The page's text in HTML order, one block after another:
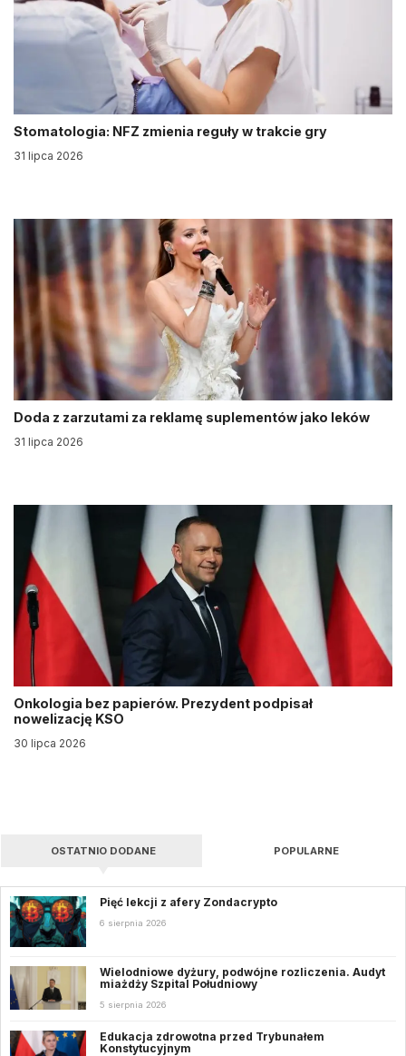
Stomatologia: NFZ zmienia reguły w trakcie gry
31 lipca 2026
Doda z zarzutami za reklamę suplementów jako leków
31 lipca 2026
Onkologia bez papierów. Prezydent podpisał
nowelizację KSO
30 lipca 2026
OSTATNIO DODANE POPULARNE
Pięć lekcji z afery Zondacrypto
6 sierpnia 2026
Wielodniowe dyżury, podwójne rozliczenia. Audyt
miażdży Szpital Południowy
5 sierpnia 2026
Edukacja zdrowotna przed Trybunałem
Konstytucyjnym